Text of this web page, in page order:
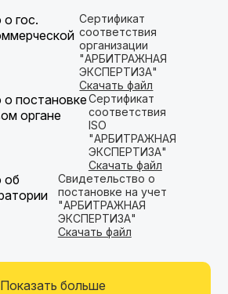
Сертификат
соответствия
организации
"АРБИТРАЖНАЯ
ЭКСПЕРТИЗА"
Скачать файл
Сертификат
соответствия
ISO
"АРБИТРАЖНАЯ
ЭКСПЕРТИЗА"
Скачать файл
Свидетельство о
постановке на учет
"АРБИТРАЖНАЯ
ЭКСПЕРТИЗА"
Скачать файл
Показать больше